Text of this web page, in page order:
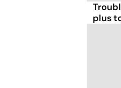
plus